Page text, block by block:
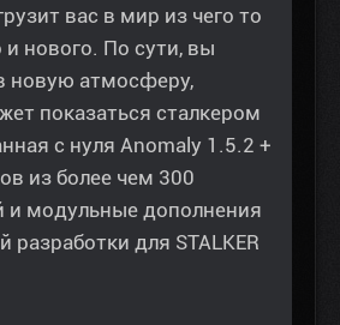
вас в мир из чего то
и нового. По сути, вы
новую атмосферу,
показаться сталкером
с нуля Anomaly 1.5.2 +
из более чем 300
и модульные дополнения
разработки для STALKER